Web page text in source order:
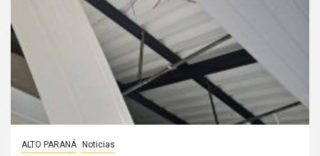
ALTO PARANÁ Noticias